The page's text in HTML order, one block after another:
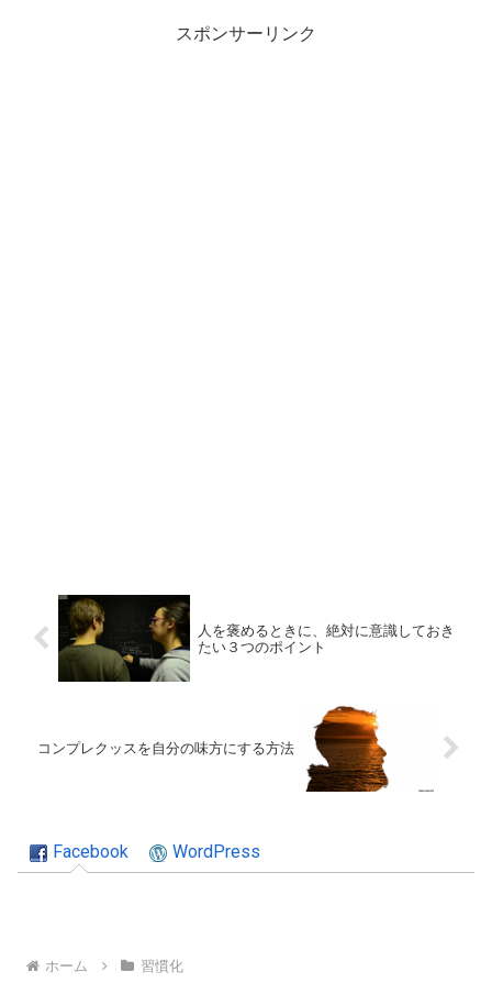
スポンサーリンク
人を褒めるときに、絶対に意識しておき
たい３つのポイント
コンプレクッスを自分の味方にする方法
Facebook WordPress
ホーム 習慣化